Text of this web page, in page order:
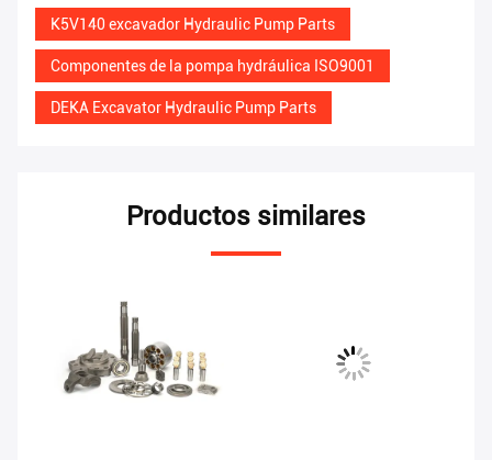
K5V140 excavador Hydraulic Pump Parts
Componentes de la pompa hydráulica ISO9001
DEKA Excavator Hydraulic Pump Parts
Productos similares